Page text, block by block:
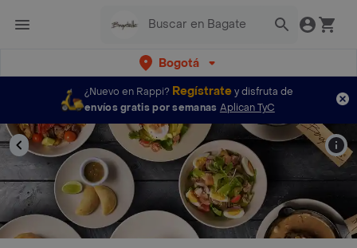
Bogotá
¿Nuevo en Rappi? Regístratey disfruta de
envíos gratis por semanas Aplican TyC